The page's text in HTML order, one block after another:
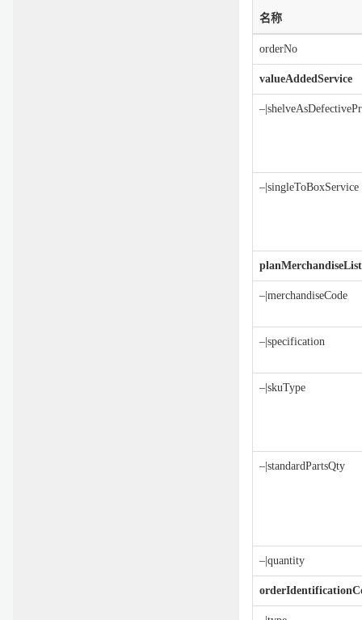
名称
orderNo
valueAddedService
–|singleToBoxService
planMerchandiseList
–|merchandiseCode
–|specification
–|skuType
–|standardPartsQty
–|quantity